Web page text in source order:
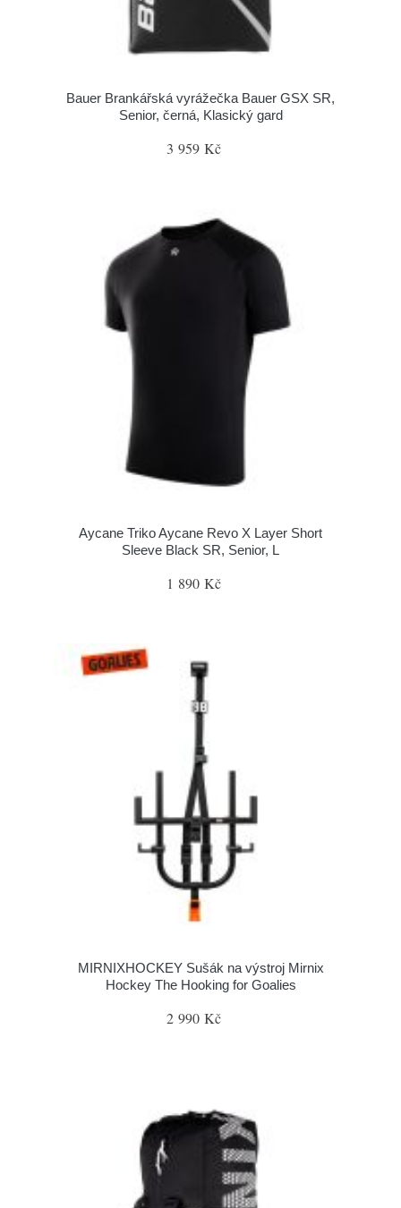
Bauer Brankářská vyrážečka Bauer GSX SR,
Senior, černá, Klasický gard
3 959 Kč
Aycane Triko Aycane Revo X Layer Short
Sleeve Black SR, Senior, L
1 890 Kč
MIRNIXHOCKEY Sušák na výstroj Mirnix
Hockey The Hooking for Goalies
2 990 Kč